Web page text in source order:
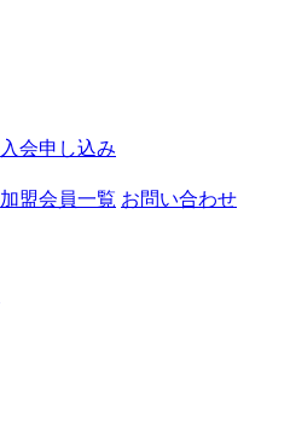
入会申し込み
加盟会員一覧 お問い合わせ